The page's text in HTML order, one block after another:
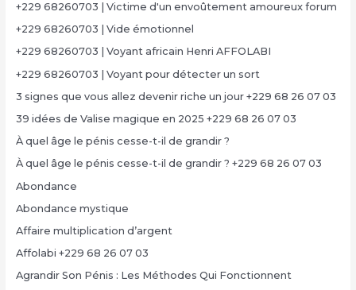
+229 68260703 | Victime d'un envoûtement amoureux forum
+229 68260703 | Vide émotionnel
+229 68260703 | Voyant africain Henri AFFOLABI
+229 68260703 | Voyant pour détecter un sort
3 signes que vous allez devenir riche un jour +229 68 26 07 03
39 idées de Valise magique en 2025 +229 68 26 07 03
À quel âge le pénis cesse-t-il de grandir ?
À quel âge le pénis cesse-t-il de grandir ? +229 68 26 07 03
Abondance
Abondance mystique
Affaire multiplication d’argent
Affolabi +229 68 26 07 03
Agrandir Son Pénis : Les Méthodes Qui Fonctionnent